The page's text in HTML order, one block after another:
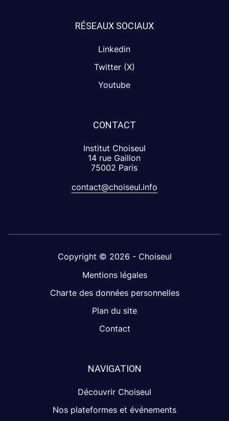
RÉSEAUX SOCIAUX
Linkedin
Twitter (X)
Youtube
CONTACT
Institut Choiseul
14 rue Gaillon
75002 Paris
contact@choiseul.info
Copyright © 2026 - Choiseul
Mentions légales
Charte des données personnelles
Plan du site
Contact
NAVIGATION
Découvrir Choiseul
Nos plateformes et événements